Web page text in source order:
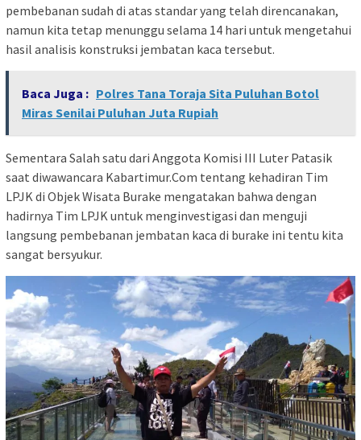
pembebanan sudah di atas standar yang telah direncanakan,
namun kita tetap menunggu selama 14 hari untuk mengetahui
hasil analisis konstruksi jembatan kaca tersebut.
Baca Juga : Polres Tana Toraja Sita Puluhan Botol
Miras Senilai Puluhan Juta Rupiah
Sementara Salah satu dari Anggota Komisi III Luter Patasik
saat diwawancara Kabartimur.Com tentang kehadiran Tim
LPJK di Objek Wisata Burake mengatakan bahwa dengan
hadirnya Tim LPJK untuk menginvestigasi dan menguji
langsung pembebanan jembatan kaca di burake ini tentu kita
sangat bersyukur.